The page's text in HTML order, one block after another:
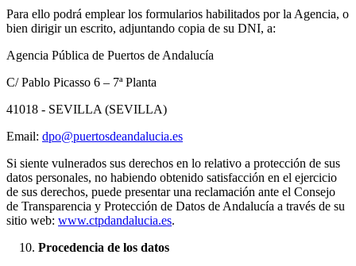
Para ello podrá emplear los formularios habilitados por la Agencia, o
bien dirigir un escrito, adjuntando copia de su DNI, a:
Agencia Pública de Puertos de Andalucía
C/ Pablo Picasso 6 – 7ª Planta
41018 - SEVILLA (SEVILLA)
Email: dpo@puertosdeandalucia.es
Si siente vulnerados sus derechos en lo relativo a protección de sus
datos personales, no habiendo obtenido satisfacción en el ejercicio
de sus derechos, puede presentar una reclamación ante el Consejo
de Transparencia y Protección de Datos de Andalucía a través de su
sitio web: www.ctpdandalucia.es.
Procedencia de los datos